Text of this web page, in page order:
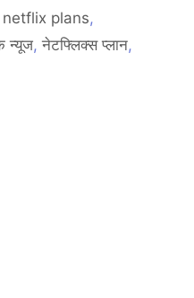
netflix plans,
न्यूज, नेटफ्लिक्स प्लान,